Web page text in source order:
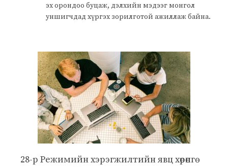
эх орондоо буцаж, дэлхийн мэдээг монгол
уншигчдад хүргэх зорилготой ажиллаж байна.
28-р Режимийн хэрэгжилтийн явц хөрөнгө